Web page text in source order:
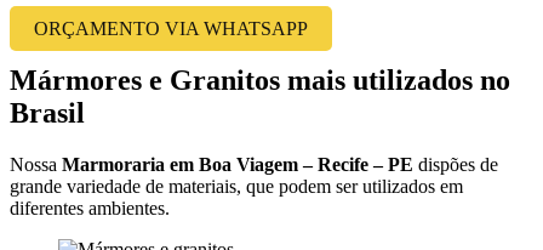
ORÇAMENTO VIA WHATSAPP
Mármores e Granitos mais utilizados no
Brasil
Nossa Marmoraria em Boa Viagem – Recife – PE dispões de
grande variedade de materiais, que podem ser utilizados em
diferentes ambientes.